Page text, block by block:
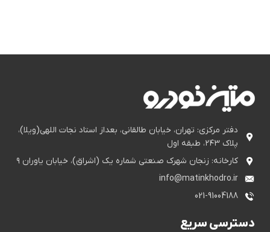
دفتر مرکزی: تهران، خیابان طالقانی، بعداز استاد نجات اللهی(ویلا)،
پلاک ۲۴۳، طبقه اول
کارخانه: زنجان شهرک صنعتی شماره یک (اشراق)، خیابان یاوران ۹
info@matinkhodro.ir
021-91004188
دسترسی سریع